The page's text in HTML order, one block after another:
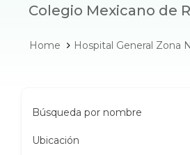
Colegio Mexicano de
Home Hospital General Zona
Búsqueda por nombre
Ubicación